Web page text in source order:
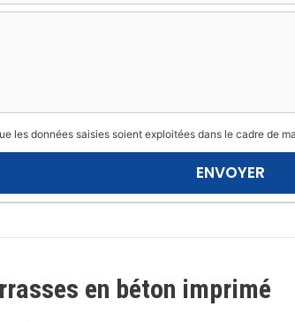
les données saisies soient exploitées dans le cadre de
en béton imprimé